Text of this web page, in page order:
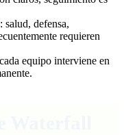
: salud, defensa,
requieren
equipo interviene en